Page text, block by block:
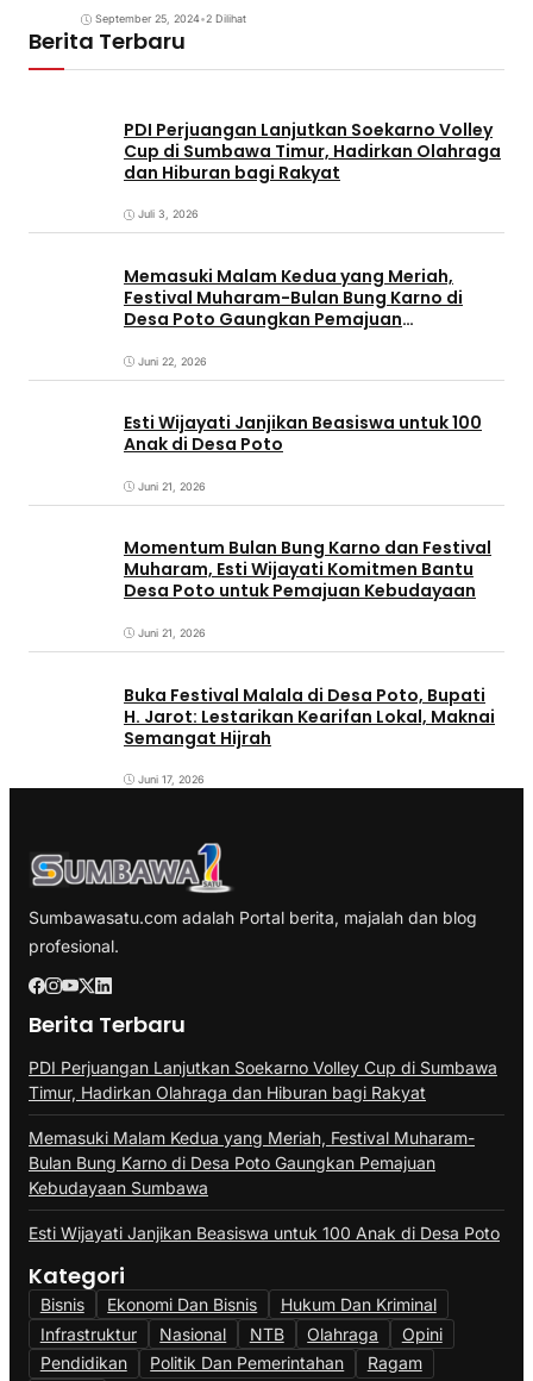
September 25, 2024•2 Dilihat
Berita Terbaru
PDI Perjuangan Lanjutkan Soekarno Volley
Cup di Sumbawa Timur, Hadirkan Olahraga
dan Hiburan bagi Rakyat
Juli 3, 2026
Memasuki Malam Kedua yang Meriah,
Festival Muharam-Bulan Bung Karno di
Desa Poto Gaungkan Pemajuan
Juni 22, 2026
Esti Wijayati Janjikan Beasiswa untuk 100
Anak di Desa Poto
Juni 21, 2026
Momentum Bulan Bung Karno dan Festival
Muharam, Esti Wijayati Komitmen Bantu
Desa Poto untuk Pemajuan Kebudayaan
Juni 21, 2026
Buka Festival Malala di Desa Poto, Bupati
H. Jarot: Lestarikan Kearifan Lokal, Maknai
Semangat Hijrah
Juni 17, 2026
Sumbawasatu.com adalah Portal berita, majalah dan blog
profesional.
Berita Terbaru
PDI Perjuangan Lanjutkan Soekarno Volley Cup di Sumbawa
Timur, Hadirkan Olahraga dan Hiburan bagi Rakyat
Memasuki Malam Kedua yang Meriah, Festival Muharam-
Bulan Bung Karno di Desa Poto Gaungkan Pemajuan
Kebudayaan Sumbawa
Esti Wijayati Janjikan Beasiswa untuk 100 Anak di Desa Poto
Kategori
Bisnis Ekonomi Dan Bisnis
Hukum Dan Kriminal
Infrastruktur
Nasional NTB Olahraga
Opini
Pendidikan
Politik Dan Pemerintahan Ragam